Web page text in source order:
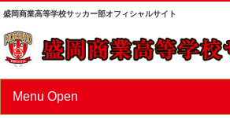
盛岡商業高等学校サッカー部オフィシャルサイト
Menu Open